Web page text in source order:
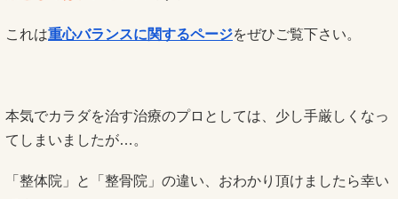
これは重心バランスに関するページをぜひご覧下さい。
本気でカラダを治す治療のプロとしては、少し手厳しくなっ
てしまいましたが…。
「整体院」と「整骨院」の違い、おわかり頂けましたら幸い